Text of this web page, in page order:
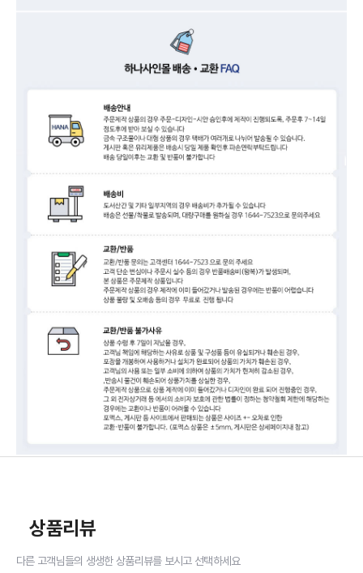
상품리뷰
다른 고객님들의 생생한 상품리뷰를 보시고 선택하세요